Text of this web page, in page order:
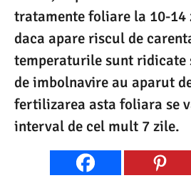
tratamente foliare la 10-
daca apare riscul de
temperaturile sunt ridicate
de imbolnavire au aparut
fertilizarea asta foliara se
interval de cel mult 7 zile.